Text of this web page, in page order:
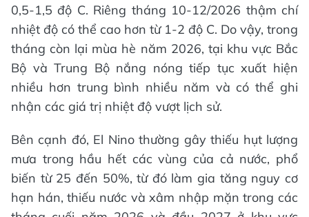
0,5-1,5 độ C. Riêng tháng 10-12/2026 thậm chí
nhiệt độ có thể cao hơn từ 1-2 độ C. Do vậy, trong
tháng còn lại mùa hè năm 2026, tại khu vực Bắc
Bộ và Trung Bộ nắng nóng tiếp tục xuất hiện
nhiều hơn trung bình nhiều năm và có thể ghi
nhận các giá trị nhiệt độ vượt lịch sử.
Bên cạnh đó, El Nino thường gây thiếu hụt lượng
mưa trong hầu hết các vùng của cả nước, phổ
biến từ 25 đến 50%, từ đó làm gia tăng nguy cơ
hạn hán, thiếu nước và xâm nhập mặn trong các